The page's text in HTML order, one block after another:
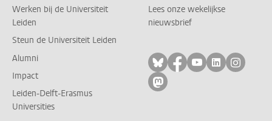
Werken bij de Universiteit
Leiden
Steun de Universiteit Leiden
Alumni
Impact
Leiden-Delft-Erasmus
Universities
Lees onze wekelijkse
nieuwsbrief
Volg ons op bluesky
Volg ons op
Volg ons op
Volg ons
Volg
Volg ons op mastodon